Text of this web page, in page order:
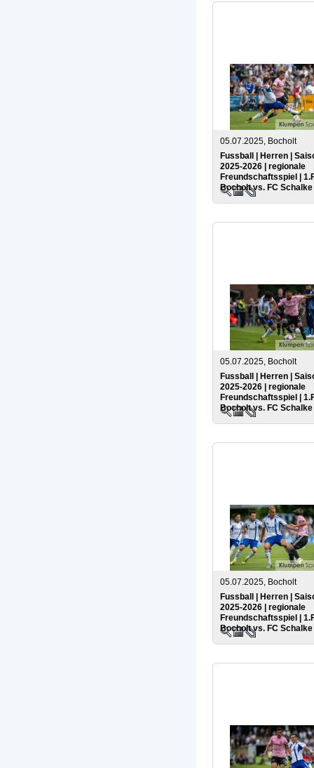
05.07.2025, Bocholt
Fussball | Herren |
2025-2026 | regionale
Freundschaftsspiel |
Bocholt vs. FC Schalke
05.07.2025, Bocholt
Fussball | Herren |
2025-2026 | regionale
Freundschaftsspiel |
Bocholt vs. FC Schalke
05.07.2025, Bocholt
Fussball | Herren |
2025-2026 | regionale
Freundschaftsspiel |
Bocholt vs. FC Schalke